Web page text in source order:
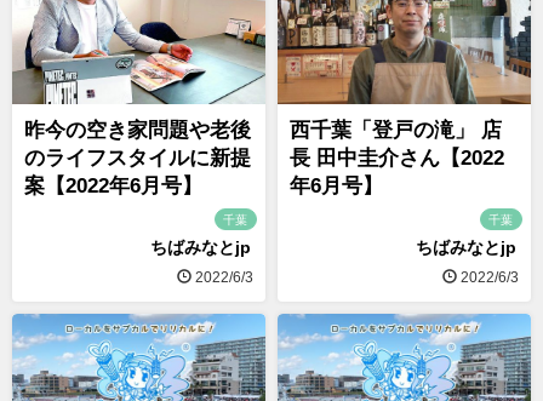
昨今の空き家問題や老後
のライフスタイルに新提
案【2022年6月号】
千葉
ちばみなとjp
2022/6/3
西千葉「登戸の滝」 店
長 田中圭介さん【2022
年6月号】
千葉
ちばみなとjp
2022/6/3